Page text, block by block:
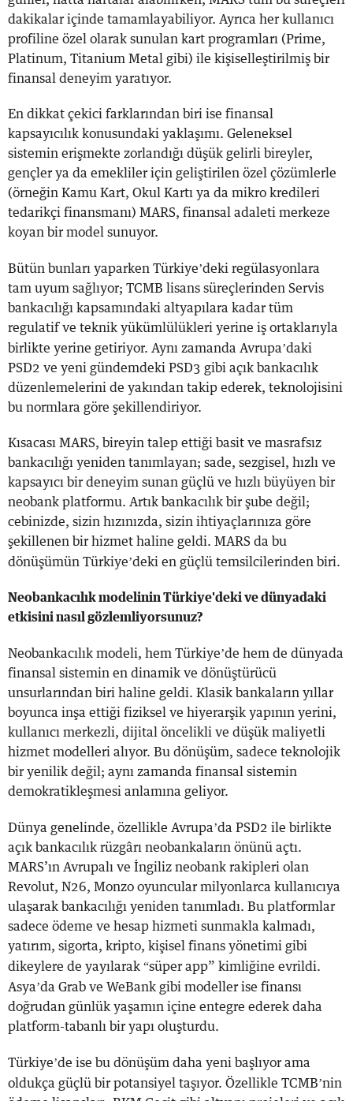
dakikalar içinde tamamlayabiliyor. Ayrıca her kullanıcı
profiline özel olarak sunulan kart programları (Prime,
Platinum, Titanium Metal gibi) ile kişiselleştirilmiş bir
finansal deneyim yaratıyor.
En dikkat çekici farklarından biri ise finansal
kapsayıcılık konusundaki yaklaşımı. Geleneksel
sistemin erişmekte zorlandığı düşük gelirli bireyler,
gençler ya da emekliler için geliştirilen özel çözümlerle
(örneğin Kamu Kart, Okul Kartı ya da mikro kredileri
tedarikçi finansmanı) MARS, finansal adaleti merkeze
koyan bir model sunuyor.
Bütün bunları yaparken Türkiye’deki regülasyonlara
tam uyum sağlıyor; TCMB lisans süreçlerinden Servis
bankacılığı kapsamındaki altyapılara kadar tüm
regulatif ve teknik yükümlülükleri yerine iş ortaklarıyla
birlikte yerine getiriyor. Aynı zamanda Avrupa’daki
PSD2 ve yeni gündemdeki PSD3 gibi açık bankacılık
düzenlemelerini de yakından takip ederek, teknolojisini
bu normlara göre şekillendiriyor.
Kısacası MARS, bireyin talep ettiği basit ve masrafsız
bankacılığı yeniden tanımlayan; sade, sezgisel, hızlı ve
kapsayıcı bir deneyim sunan güçlü ve hızlı büyüyen bir
neobank platformu. Artık bankacılık bir şube değil;
cebinizde, sizin hızınızda, sizin ihtiyaçlarınıza göre
şekillenen bir hizmet haline geldi. MARS da bu
dönüşümün Türkiye’deki en güçlü temsilcilerinden biri.
Neobankacılık modelinin Türkiye'deki ve dünyadaki
etkisini nasıl gözlemliyorsunuz?
Neobankacılık modeli, hem Türkiye’de hem de dünyada
finansal sistemin en dinamik ve dönüştürücü
unsurlarından biri haline geldi. Klasik bankaların yıllar
boyunca inşa ettiği fiziksel ve hiyerarşik yapının yerini,
kullanıcı merkezli, dijital öncelikli ve düşük maliyetli
hizmet modelleri alıyor. Bu dönüşüm, sadece teknolojik
bir yenilik değil; aynı zamanda finansal sistemin
demokratikleşmesi anlamına geliyor.
Dünya genelinde, özellikle Avrupa’da PSD2 ile birlikte
açık bankacılık rüzgârı neobankaların önünü açtı.
MARS’ın Avrupalı ve İngiliz neobank rakipleri olan
Revolut, N26, Monzo oyuncular milyonlarca kullanıcıya
ulaşarak bankacılığı yeniden tanımladı. Bu platformlar
sadece ödeme ve hesap hizmeti sunmakla kalmadı,
yatırım, sigorta, kripto, kişisel finans yönetimi gibi
dikeylere de yayılarak “süper app” kimliğine evrildi.
Asya’da Grab ve WeBank gibi modeller ise finansı
doğrudan günlük yaşamın içine entegre ederek daha
platform-tabanlı bir yapı oluşturdu.
Türkiye’de ise bu dönüşüm daha yeni başlıyor ama
oldukça güçlü bir potansiyel taşıyor. Özellikle TCMB’nin